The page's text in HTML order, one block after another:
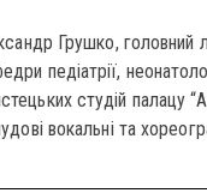
Грушко, головний
педіатрії,
студій палацу
вокальні та